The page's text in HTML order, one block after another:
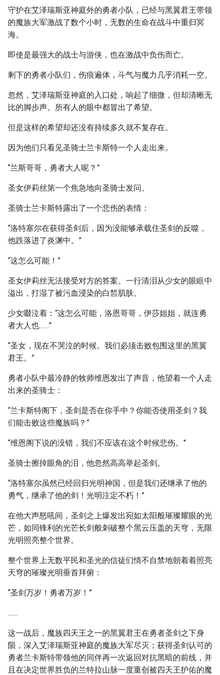
守护在艾泽瑞斯亚神庭外的勇者小队，已经与黑翼君王带领
的魔族大军激战了数个小时，无数的生命在战斗中重归冥
海。
即使是最强大的战士与游侠，也在激战中负伤而亡。
剩下的勇者小队们，伤痕遍体，斗气与魔力几乎消耗一空。
忽然，艾泽瑞斯亚神庭的入口处，响起了细微，但却清晰无
比的脚步声。所有人的眼中都冒出了希望。
但是这样的希望却还没有持续多久就不复存在。
因为他们只看见圣骑士兰卡斯特一个人走出来。
“兰斯哥哥，勇者大人呢？”
圣女伊莉丝第一个焦急地向圣骑士发问。
圣骑士兰卡斯特露出了一个悲伤的表情：
“洛特塞尔在获得圣剑后，因为没能够承载住圣剑的反噬，
他跌落进了炎渊中。”
“这怎么可能！”
圣女伊莉丝无法接受对方的答案。一行清泪从少女的眼眶中
溢出，打湿了被污血浸染的白皙肌肤。
少女啜泣着：“这怎么可能，洛恩哥哥，伊莎姐姐，就连勇
者大人也……”
“圣女，现在不哭泣的时候。我们必须击败包围这里的黑翼
君王。”
勇者小队中最冷静的牧师维恩发出了声音，他望着一个人走
出来的圣骑士：
“兰卡斯特阁下，圣剑是否在你手中？你能否使用圣剑？我
们能击败这些魔族吗？”
“维恩阁下说的没错，我们不应该在这个时候悲伤。”
圣骑士擦掉眼角的泪，他忽然高高举起圣剑。
“洛特塞尔虽然已经回归光明神国，但是我们还继承了他的
勇气，继承了他的剑！光明注定不朽！”
在他大声怒吼间，圣剑之上爆发出宛如太阳般璀璨耀眼的光
芒，如同锋利的光芒长剑般刺破整个黑云压盖的天穹，无限
光明照亮整个世界。
整个世界上无数平民和圣光的信徒们情不自禁地朝着着照亮
天穹的璀璨光明垂首拜俯：
“圣剑万岁！勇者万岁！”
……
这一战后，魔族四天王之一的黑翼君王在勇者圣剑之下身
陨，深入艾泽瑞斯亚神庭的魔族大军尽灭；获得圣剑认可的
勇者兰卡斯特带领他的同伴再一次返回对抗黑暗的前线，并
且在决定世界胜负的兰特拉山脉一度重创被四天王护佑的魔